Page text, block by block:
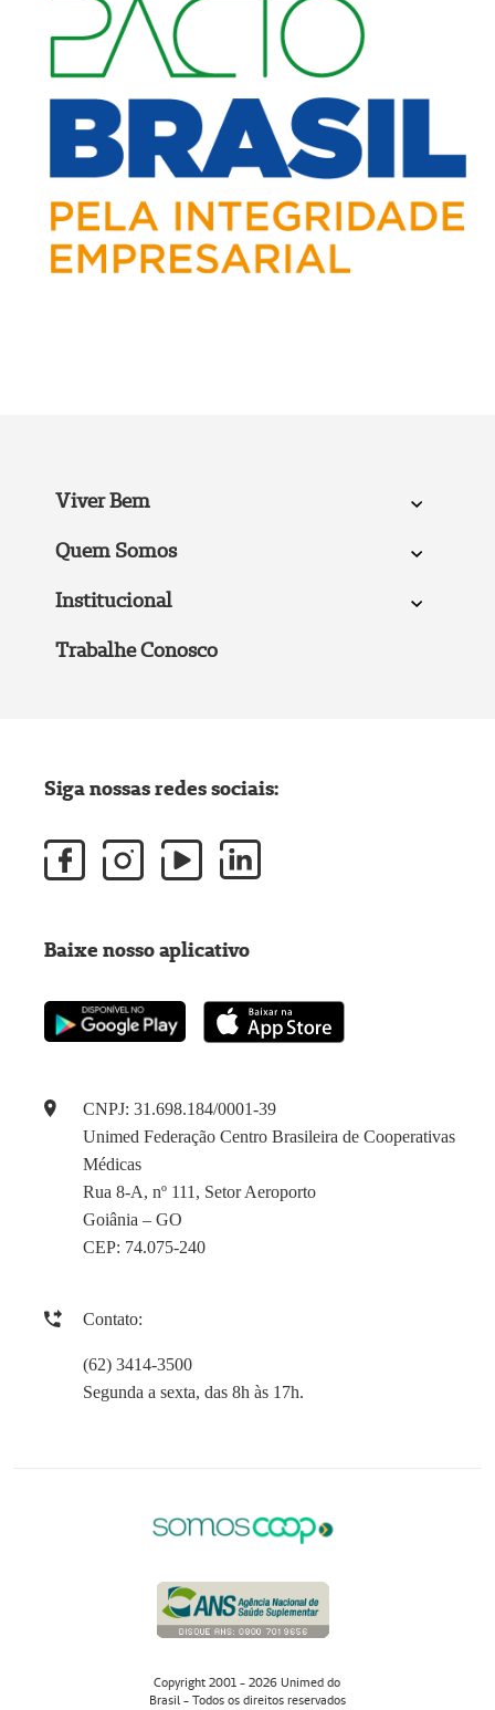
Viver Bem
Quem Somos
Institucional
Trabalhe Conosco
CNPJ: 31.698.184/0001-39
Unimed Federação Centro Brasileira de Cooperativas
Médicas
Rua 8-A, nº 111, Setor Aeroporto
Goiânia – GO
CEP: 74.075-240
Contato:
(62) 3414-3500
Segunda a sexta, das 8h às 17h.
Siga nossas redes sociais:
Baixe nosso aplicativo
Copyright 2001 - 2026 Unimed do
Brasil - Todos os direitos reservados